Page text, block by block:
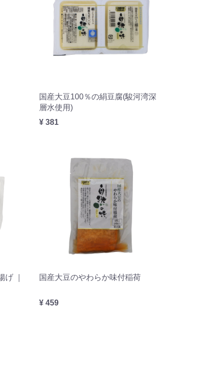
国産大豆100％の絹豆腐(駿河湾深
層水使用)
¥ 381
げ ｜ 国産大豆のやわらか味付稲荷
¥ 459